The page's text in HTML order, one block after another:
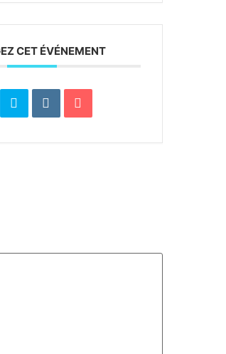
CET ÉVÉNEMENT